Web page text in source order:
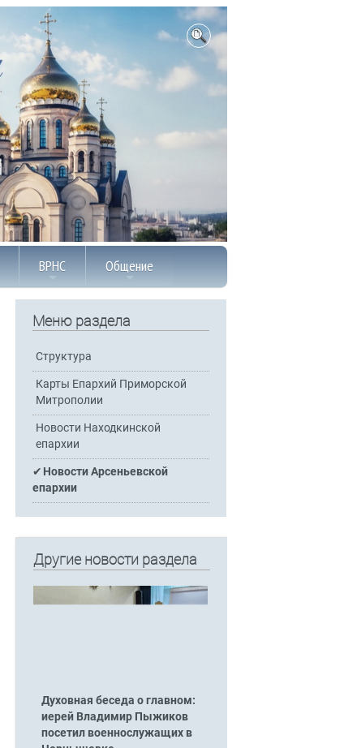
ВРНС Общение
Меню раздела
Структура
Карты Епархий Приморской
Митрополии
Новости Находкинской
епархии
Новости Арсеньевской
епархии
Другие новости раздела
Духовная беседа о главном:
иерей Владимир Пыжиков
посетил военнослужащих в